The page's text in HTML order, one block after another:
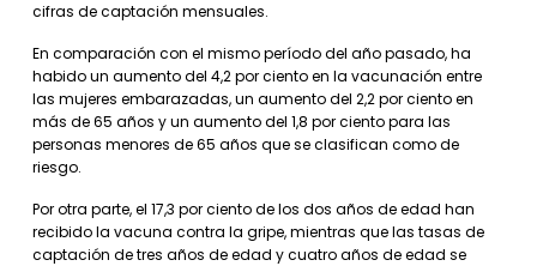
cifras de captación mensuales.
En comparación con el mismo período del año pasado, ha
habido un aumento del 4,2 por ciento en la vacunación entre
las mujeres embarazadas, un aumento del 2,2 por ciento en
más de 65 años y un aumento del 1,8 por ciento para las
personas menores de 65 años que se clasifican como de
riesgo.
Por otra parte, el 17,3 por ciento de los dos años de edad han
recibido la vacuna contra la gripe, mientras que las tasas de
captación de tres años de edad y cuatro años de edad se